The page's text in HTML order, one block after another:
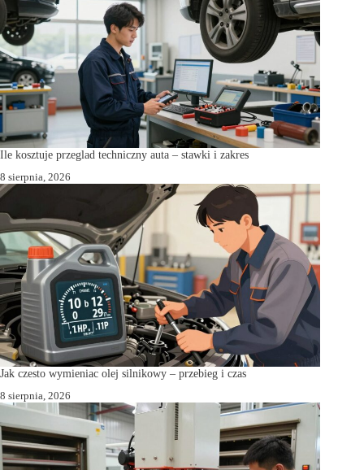
Ile kosztuje przeglad techniczny auta – stawki i zakres
8 sierpnia, 2026
Jak czesto wymieniac olej silnikowy – przebieg i czas
8 sierpnia, 2026